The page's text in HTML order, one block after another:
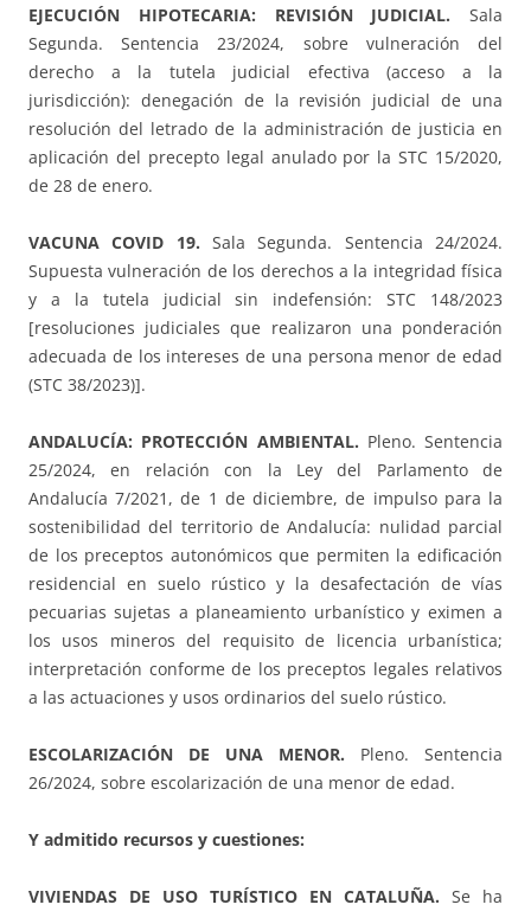
EJECUCIÓN HIPOTECARIA: REVISIÓN JUDICIAL. Sala
Segunda. Sentencia 23/2024, sobre vulneración del
derecho a la tutela judicial efectiva (acceso a la
jurisdicción): denegación de la revisión judicial de una
resolución del letrado de la administración de justicia en
aplicación del precepto legal anulado por la STC 15/2020,
de 28 de enero.
VACUNA COVID 19. Sala Segunda. Sentencia 24/2024.
Supuesta vulneración de los derechos a la integridad física
y a la tutela judicial sin indefensión: STC 148/2023
[resoluciones judiciales que realizaron una ponderación
adecuada de los intereses de una persona menor de edad
(STC 38/2023)].
ANDALUCÍA: PROTECCIÓN AMBIENTAL. Pleno. Sentencia
25/2024, en relación con la Ley del Parlamento de
Andalucía 7/2021, de 1 de diciembre, de impulso para la
sostenibilidad del territorio de Andalucía: nulidad parcial
de los preceptos autonómicos que permiten la edificación
residencial en suelo rústico y la desafectación de vías
pecuarias sujetas a planeamiento urbanístico y eximen a
los usos mineros del requisito de licencia urbanística;
interpretación conforme de los preceptos legales relativos
a las actuaciones y usos ordinarios del suelo rústico.
ESCOLARIZACIÓN DE UNA MENOR. Pleno. Sentencia
26/2024, sobre escolarización de una menor de edad.
Y admitido recursos y cuestiones:
VIVIENDAS DE USO TURÍSTICO EN CATALUÑA. Se ha